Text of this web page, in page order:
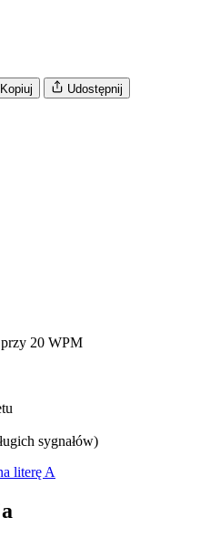
Kopiuj Udostępnij
20 WPM
sygnałów)
literę A